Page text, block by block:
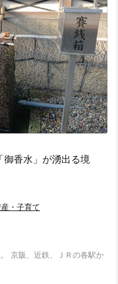
香水」が湧出る境
・子育て
京阪、近鉄、ＪＲの各駅か